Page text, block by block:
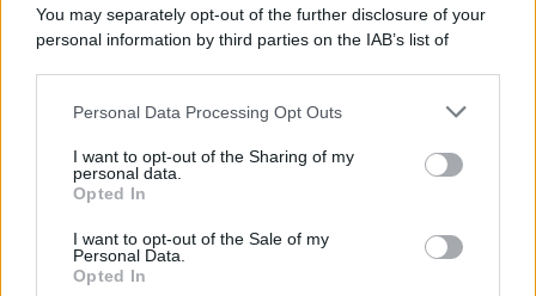
You may separately opt-out of the further disclosure of your
personal information by third parties on the IAB’s list of
This information may also be disclosed by us to third parties
disclose it to other third parties.
Please note that this website/app uses one or more Google
services and may gather and store information including but
not limited to your visit or usage behaviour. You may click to
grant or deny consent to Google and its third-party tags to
Personal Data Processing Opt Outs
I want to opt-out of the Sharing of my
personal data.
Opted In
I want to opt-out of the Sale of my
Personal Data.
Opted In
Home Magazine 365
Cineverse Magazine
SecondHomeMagazine
InvestirMag